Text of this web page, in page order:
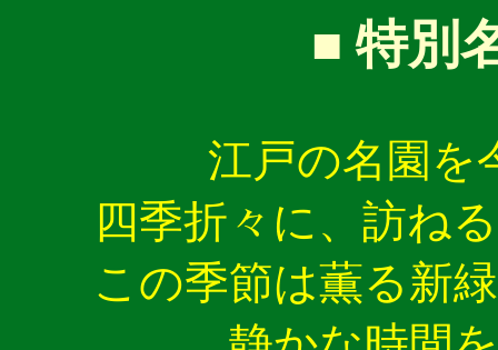
■ 特別
江戸の名園を
四季折々に、訪ね
この季節は薫る新